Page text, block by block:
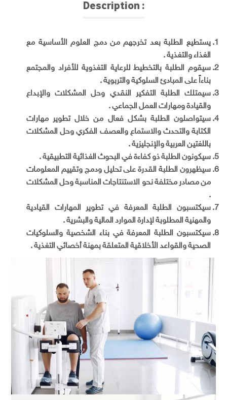
Description :
يستطيع الطلبة بعد تخرجهم من دمج العلوم الأساسية مع
الغذاء والتغذية .
سيقوم الطلبة بالتخطيط للرعایة التغذویة للأفراد والمجتمع
بناءاً على المبادئ السلوکیة والتربوية .
سيمتلك الطلبة التفکیر النقدي وحل المشكلات والإبداع
والقیادة ومھارات العمل الجماعي .
سیتواصلون الطلبة بشکل فعال من خلال تطویر مهارات
الکتابة والتحدث والاستماع والعصف الفكري وحل المشکلات
باللغتين العربية والإنجليزية .
سيكونون الطلبة ذو كفاءة في البحوث الغذائية التطبيقية .
سیظھرون الطلبة القدرة علی تحلیل ودمج وتقییم المعلومات
من مصادر مختلفة نحو الاستنتاجات المناسبة وحل المشکلات
.
سيكتسبون الطلبة المعرفة في تطوير المهارات القيادية
والمهنية المطلوبة لإدارة الموارد المالية والبشرية .
سيكتسبون الطلبة المعرفة في بناء الشخصية والسلوكيات
الصحية والقواعد الأخلاقية المتعلقة بمهنة أخصائي التغذية .